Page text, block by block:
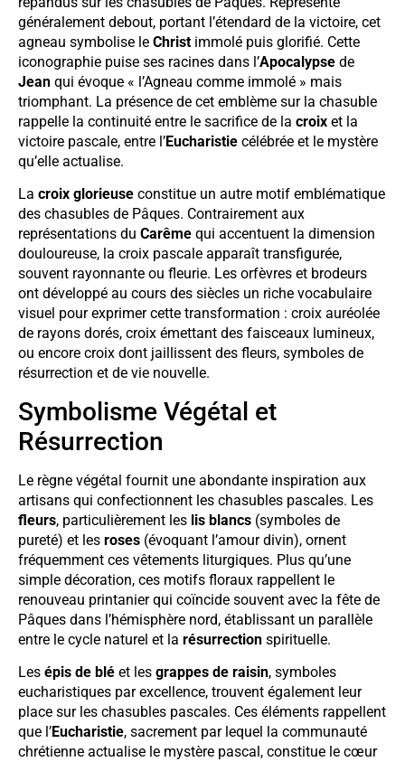
généralement debout, portant l’étendard de la victoire, cet
agneau symbolise le Christ immolé puis glorifié. Cette
iconographie puise ses racines dans l’Apocalypse de
Jean qui évoque « l’Agneau comme immolé » mais
triomphant. La présence de cet emblème sur la chasuble
rappelle la continuité entre le sacrifice de la croix et la
victoire pascale, entre l’Eucharistie célébrée et le mystère
qu’elle actualise.
La croix glorieuse constitue un autre motif emblématique
des chasubles de Pâques. Contrairement aux
représentations du Carême qui accentuent la dimension
douloureuse, la croix pascale apparaît transfigurée,
souvent rayonnante ou fleurie. Les orfèvres et brodeurs
ont développé au cours des siècles un riche vocabulaire
visuel pour exprimer cette transformation : croix auréolée
de rayons dorés, croix émettant des faisceaux lumineux,
ou encore croix dont jaillissent des fleurs, symboles de
résurrection et de vie nouvelle.
Symbolisme Végétal et
Résurrection
Le règne végétal fournit une abondante inspiration aux
artisans qui confectionnent les chasubles pascales. Les
fleurs, particulièrement les lis blancs (symboles de
pureté) et les roses (évoquant l’amour divin), ornent
fréquemment ces vêtements liturgiques. Plus qu’une
simple décoration, ces motifs floraux rappellent le
renouveau printanier qui coïncide souvent avec la fête de
Pâques dans l’hémisphère nord, établissant un parallèle
entre le cycle naturel et la résurrection spirituelle.
Les épis de blé et les grappes de raisin, symboles
eucharistiques par excellence, trouvent également leur
place sur les chasubles pascales. Ces éléments rappellent
que l’Eucharistie, sacrement par lequel la communauté
chrétienne actualise le mystère pascal, constitue le cœur